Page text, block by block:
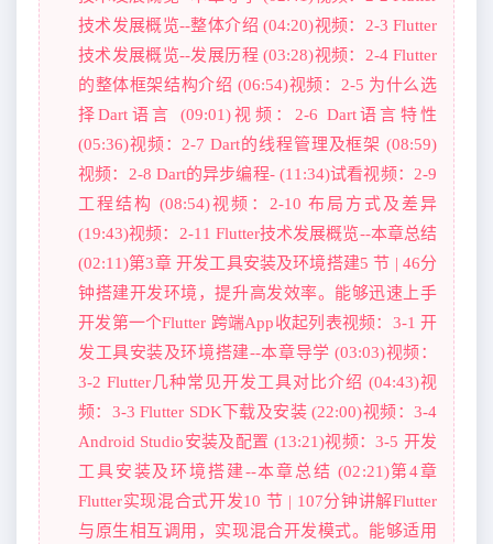
技术发展概览--整体介绍 (04:20)视频：2-3 Flutter
技术发展概览--发展历程 (03:28)视频：2-4 Flutter
的整体框架结构介绍 (06:54)视频：2-5 为什么选
择Dart语言 (09:01)视频：2-6 Dart语言特性
(05:36)视频：2-7 Dart的线程管理及框架 (08:59)
视频：2-8 Dart的异步编程- (11:34)试看视频：2-9
工程结构 (08:54)视频：2-10 布局方式及差异
(19:43)视频：2-11 Flutter技术发展概览--本章总结
(02:11)第3章 开发工具安装及环境搭建5 节 | 46分
钟搭建开发环境，提升高发效率。能够迅速上手
开发第一个Flutter 跨端App收起列表视频：3-1 开
发工具安装及环境搭建--本章导学 (03:03)视频：
3-2 Flutter几种常见开发工具对比介绍 (04:43)视
频：3-3 Flutter SDK下载及安装 (22:00)视频：3-4
Android Studio安装及配置 (13:21)视频：3-5 开发
工具安装及环境搭建--本章总结 (02:21)第4章
Flutter实现混合式开发10 节 | 107分钟讲解Flutter
与原生相互调用，实现混合开发模式。能够适用